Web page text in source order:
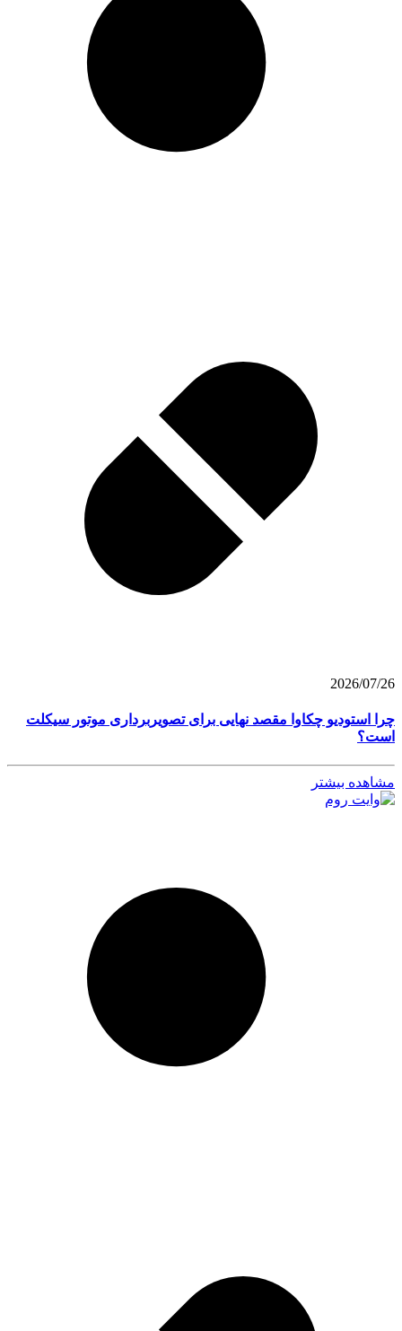
2026/07/26
چرا استودیو چکاوا مقصد نهایی برای تصویربرداری موتور سیکلت
است؟
مشاهده بیشتر